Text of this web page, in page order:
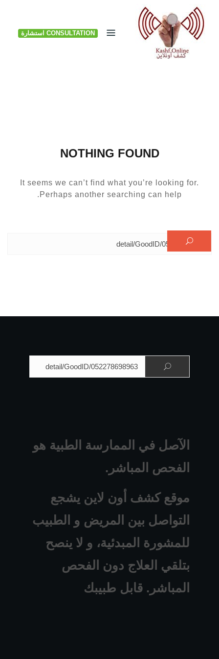
Skip
content
CONSULTATION استشارة
NOTHING FOUND
It seems we can’t find what you’re looking for.
Perhaps another searching can help.
البحث عن:
الآصل في الممارسة الطبية هو
الفحص المباشر.
موقع كشف أون لاين يشجع
التواصل بين المريض و الطبيب
للمشورة المبدئية، و لا ينصح
بتلقي العلاج دون الفحص
المباشر. قابل طبيبك